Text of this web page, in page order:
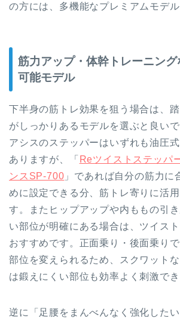
の方には、多機能なプレミアムモデル
筋力アップ・体幹トレーニン
可能モデル
下半身の筋トレ効果を狙う場合は、
がしっかりあるモデルを選ぶと良い
アシスのステッパーはいずれも油圧
ありますが、「 Reツイストステッパ
ンスSP-700 」であれば自分の筋力に
めに設定できる分、筋トレ寄りに活
す。またヒップアップや内ももの引
い部位が明確にある場合は、ツイス
おすすめです。正面乗り・後面乗り
部位を変えられるため、スクワット
は鍛えにくい部位も効率よく刺激でき
逆に「足腰をまんべんなく強化した